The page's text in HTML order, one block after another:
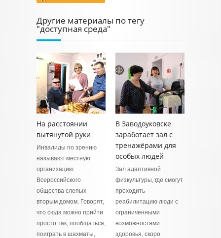
Другие материалы по тегу
"доступная среда"
На расстоянии
вытянутой руки
Инвалиды по зрению
называют местную
организацию
Всероссийского
общества слепых
вторым домом. Говорят,
что сюда можно прийти
просто так, пообщаться,
поиграть в шахматы,
В Заводоуковске
заработает зал с
тренажёрами для
особых людей
Зал адаптивной
физкультуры, где смогут
проходить
реабилитацию люди с
ограниченными
возможностями
здоровья, скоро